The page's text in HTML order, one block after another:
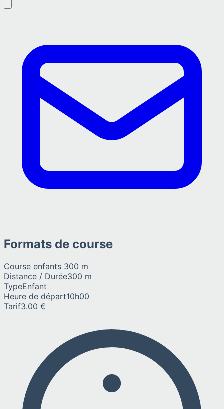
Formats de course
Course enfants 300 m
Distance / Durée300 m
TypeEnfant
Heure de départ10h00
Tarif3.00 €